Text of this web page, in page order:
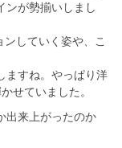
ンが勢揃いしまし
していく姿や、こ
ますね。やっぱり洋
せていました。
出来上がったのか